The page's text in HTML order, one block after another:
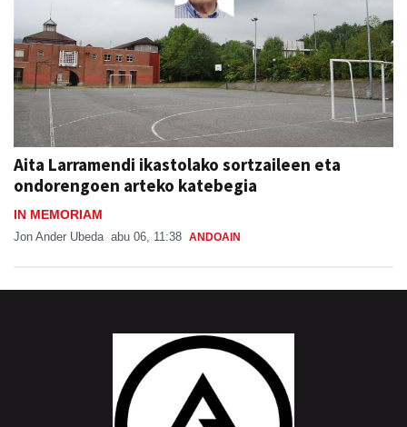
Aita Larramendi ikastolako sortzaileen eta
ondorengoen arteko katebegia
IN MEMORIAM
Jon Ander Ubeda abu 06, 11:38 ANDOAIN